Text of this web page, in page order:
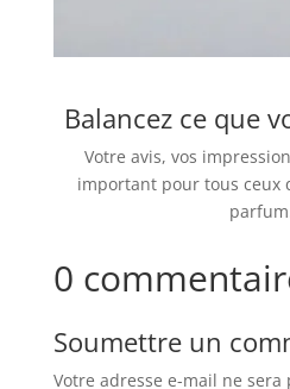
Balancez ce que
Votre avis, vos
important pour tous ceux
0
Soumettre un
Votre adresse e-mail ne sera